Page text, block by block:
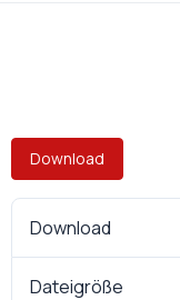
Download
Download
Dateigröße